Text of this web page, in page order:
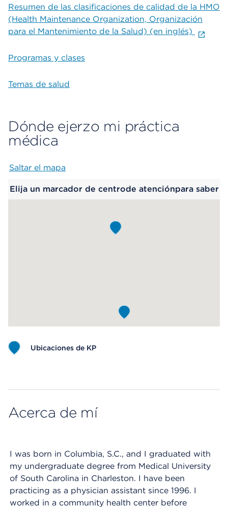
Resumen de las clasificaciones de calidad de la HMO
(Health Maintenance Organization, Organización
para el Mantenimiento de la Salud) (en inglés)
Programas y clases
Temas de salud
Dónde ejerzo mi práctica
médica
Saltar el mapa
Elija un marcador de centrode atenciónpara saber
Ubicaciones de KP
Acerca de mí
I was born in Columbia, S.C., and I graduated with
my undergraduate degree from Medical University
of South Carolina in Charleston. I have been
practicing as a physician assistant since 1996. I
worked in a community health center before